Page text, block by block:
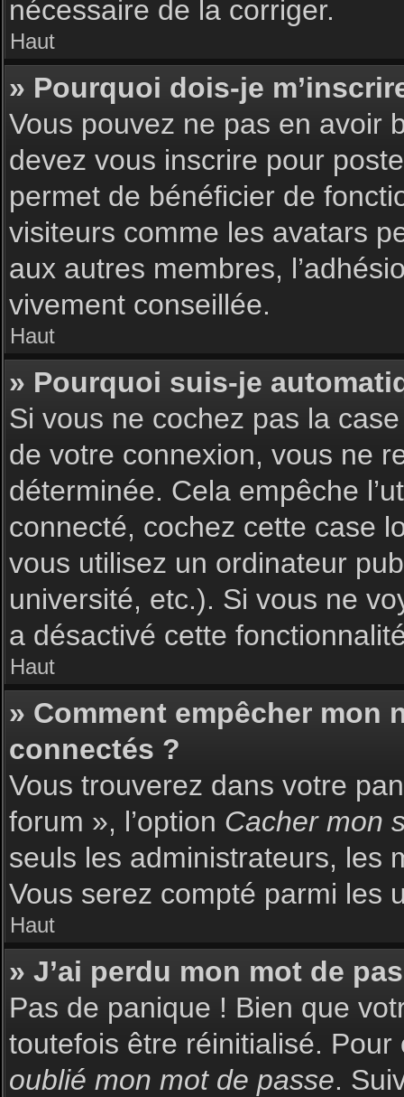
nécessaire de la corriger.
Haut
» Pourquoi dois-je
Vous pouvez ne pas en avoir
devez vous inscrire pour
permet de bénéficier de
visiteurs comme les avatars
aux autres membres,
vivement conseillée.
Haut
» Pourquoi suis-je
Si vous ne cochez pas la
de votre connexion, vous ne
déterminée. Cela empêche
connecté, cochez cette case
vous utilisez un ordinateur
université, etc.). Si vous ne
a désactivé cette
Haut
» Comment empêcher mon
connectés ?
Vous trouverez dans votre
forum », l’option Cacher mon
seuls les administrateurs, les
Vous serez compté parmi les
Haut
» J’ai perdu mon mot de
Pas de panique ! Bien que
toutefois être réinitialisé.
oublié mon mot de passe.